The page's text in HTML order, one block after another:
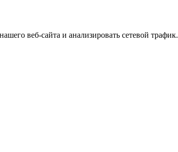
веб-сайта и анализировать сетевой трафик.